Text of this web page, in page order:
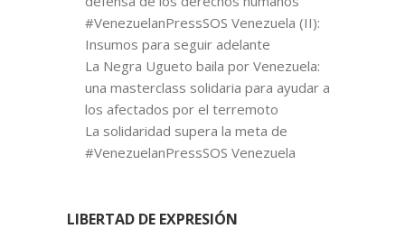
#VenezuelanPressSOS Venezuela (II):
Insumos para seguir adelante
La Negra Ugueto baila por Venezuela:
una masterclass solidaria para ayudar a
los afectados por el terremoto
La solidaridad supera la meta de
#VenezuelanPressSOS Venezuela
LIBERTAD DE EXPRESIÓN